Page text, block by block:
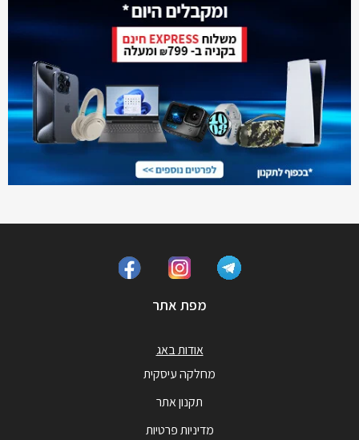
מפת אתר
אודות באג
מחלקה עיסקית
תקנון אתר
מדיניות פרטיות